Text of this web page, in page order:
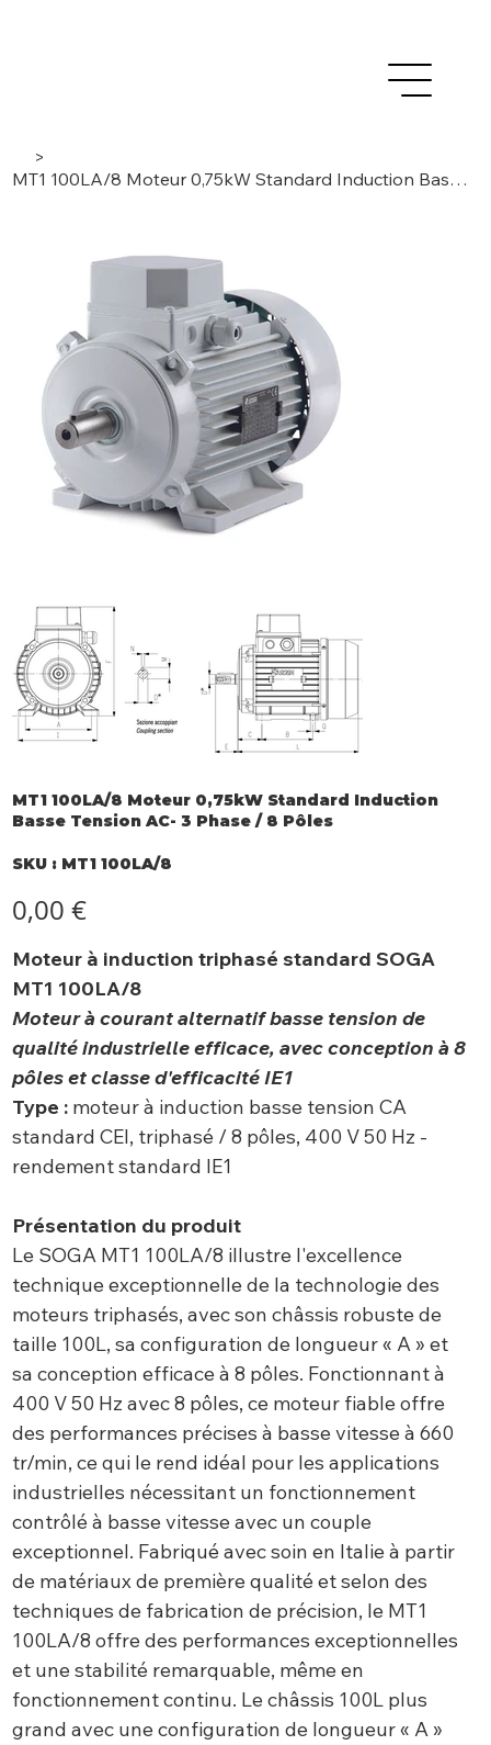
>
MT1 100LA/8 Moteur 0,75kW Standard Induction Basse Tension AC- 3 Phase / 8 Pôles
MT1 100LA/8 Moteur 0,75kW Standard Induction
Basse Tension AC- 3 Phase / 8 Pôles
SKU : SKU
MT1
MT1 100LA/8
0,00 €
Moteur à induction triphasé standard SOGA
MT1 100LA/8
Moteur à courant alternatif basse tension de
qualité industrielle efficace, avec conception à 8
pôles et classe d'efficacité IE1
Type :moteur à induction basse tension CA
standard CEI, triphasé / 8 pôles, 400 V 50 Hz -
rendement standard IE1
Présentation du produit
Le SOGA MT1 100LA/8 illustre l'excellence
technique exceptionnelle de la technologie des
moteurs triphasés, avec son châssis robuste de
taille 100L, sa configuration de longueur « A » et
sa conception efficace à 8 pôles. Fonctionnant à
400 V 50 Hz avec 8 pôles, ce moteur fiable offre
des performances précises à basse vitesse à 660
tr/min, ce qui le rend idéal pour les applications
industrielles nécessitant un fonctionnement
contrôlé à basse vitesse avec un couple
exceptionnel. Fabriqué avec soin en Italie à partir
de matériaux de première qualité et selon des
techniques de fabrication de précision, le MT1
100LA/8 offre des performances exceptionnelles
et une stabilité remarquable, même en
fonctionnement continu. Le châssis 100L plus
grand avec une configuration de longueur « A »